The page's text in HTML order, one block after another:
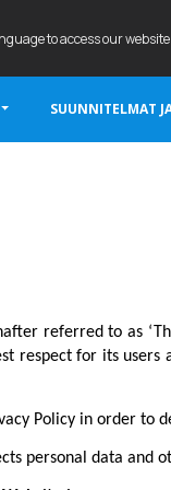
to access our
SUUNNITELMAT